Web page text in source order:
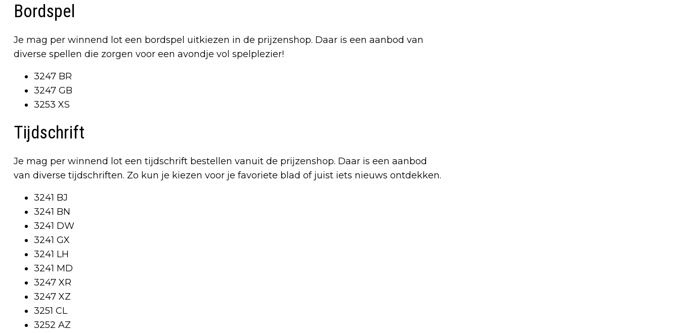
Bordspel
Je mag per winnend lot een bordspel uitkiezen in de prijzenshop. Daar is een aanbod van
diverse spellen die zorgen voor een avondje vol spelplezier!
3247 BR
3247 GB
3253 XS
Tijdschrift
Je mag per winnend lot een tijdschrift bestellen vanuit de prijzenshop. Daar is een aanbod
van diverse tijdschriften. Zo kun je kiezen voor je favoriete blad of juist iets nieuws ontdekken.
3241 BJ
3241 BN
3241 DW
3241 GX
3241 LH
3241 MD
3247 XR
3247 XZ
3251 CL
3252 AZ